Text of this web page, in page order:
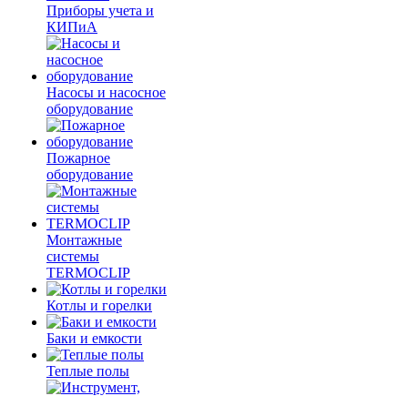
Приборы учета и
КИПиА
Насосы и насосное
оборудование
Пожарное
оборудование
Монтажные
системы
TERMOCLIP
Котлы и горелки
Баки и емкости
Теплые полы